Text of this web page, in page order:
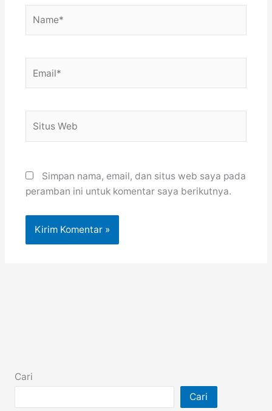
Web
Simpan nama, email, dan situs web saya pada
peramban ini untuk komentar saya berikutnya.
Cari
Cari